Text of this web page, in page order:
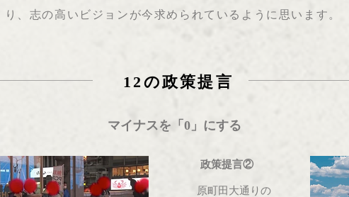
り、志の高いビジョンが今求められているように思います。
12の政策提言
マイナスを「0」にする
政策提言②
原町田大通りの